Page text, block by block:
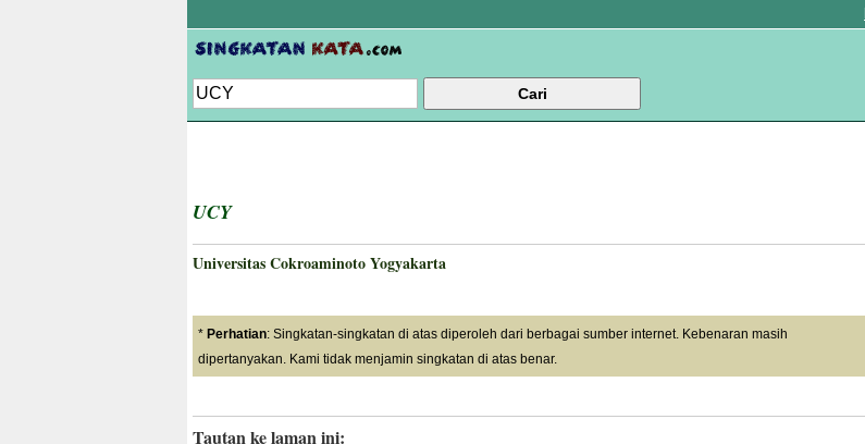
UCY
Universitas Cokroaminoto Yogyakarta
* Perhatian: Singkatan-singkatan di atas diperoleh dari berbagai sumber internet. Kebenaran masih
dipertanyakan. Kami tidak menjamin singkatan di atas benar.
Tautan ke laman ini: